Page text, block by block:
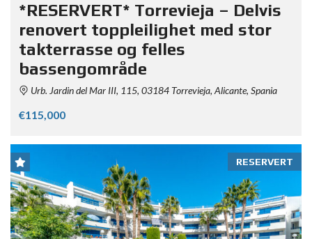
*RESERVERT* Torrevieja – Delvis
renovert toppleilighet med stor
takterrasse og felles
bassengområde
Urb. Jardin del Mar III, 115, 03184 Torrevieja, Alicante, Spania
€115,000
RESERVERT